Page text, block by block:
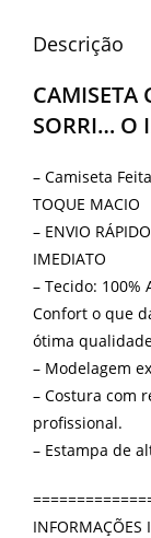
Descrição
CAMISETA
SORRI… O
– Camiseta
TOQUE MACIO
– ENVIO
IMEDIATO
– Tecido:
Confort o que
ótima
– Modelagem
– Costura com
profissional.
– Estampa de
INFORMAÇÕES